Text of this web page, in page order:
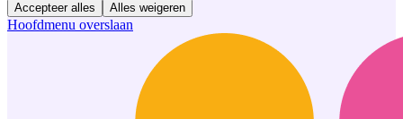
Accepteer alles Alles weigeren
Hoofdmenu overslaan